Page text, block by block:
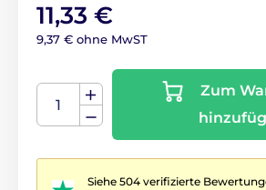
11,33 €
9,37 € ohne MwST
Zum
Siehe 504 verifizierte